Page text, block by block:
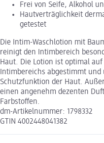
Frei von Seife, Alkohol
Hautverträglichkeit
getestet
Die Intim-Waschlotion mit
reinigt den Intimbereich
Haut. Die Lotion ist optimal
Intimbereichs abgestimmt
Schutzfunktion der Haut.
einen angenehm dezenten
Farbstoffen.
dm-Artikelnummer: 1798332
GTIN 4002448041382